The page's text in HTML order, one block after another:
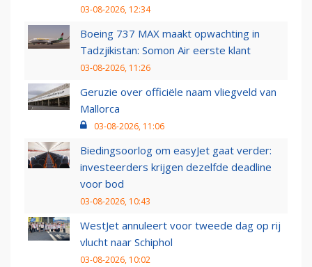
03-08-2026, 12:34
Boeing 737 MAX maakt opwachting in
Tadzjikistan: Somon Air eerste klant
03-08-2026, 11:26
Geruzie over officiële naam vliegveld van
Mallorca
03-08-2026, 11:06
Biedingsoorlog om easyJet gaat verder:
investeerders krijgen dezelfde deadline
voor bod
03-08-2026, 10:43
WestJet annuleert voor tweede dag op rij
vlucht naar Schiphol
03-08-2026, 10:02